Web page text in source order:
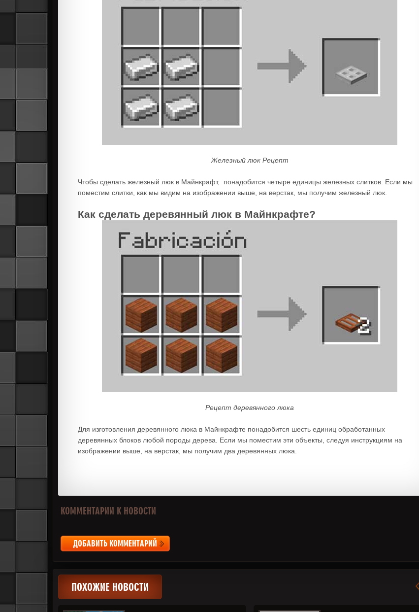
Железный люк Рецепт
Чтобы сделать железный люк в Майнкрафт, понадобится четыре единицы железных слитков. Если мы
поместим слитки, как мы видим на изображении выше, на верстак, мы получим железный люк.
Как сделать деревянный люк в Майнкрафте?
Рецепт деревянного люка
Для изготовления деревянного люка в Майнкрафте понадобится шесть единиц обработанных
деревянных блоков любой породы дерева. Если мы поместим эти объекты, следуя инструкциям на
изображении выше, на верстак, мы получим два деревянных люка.
КОММЕНТАРИИ К НОВОСТИ
ДОБАВИТЬ КОММЕНТАРИЙ
ПОХОЖИЕ НОВОСТИ